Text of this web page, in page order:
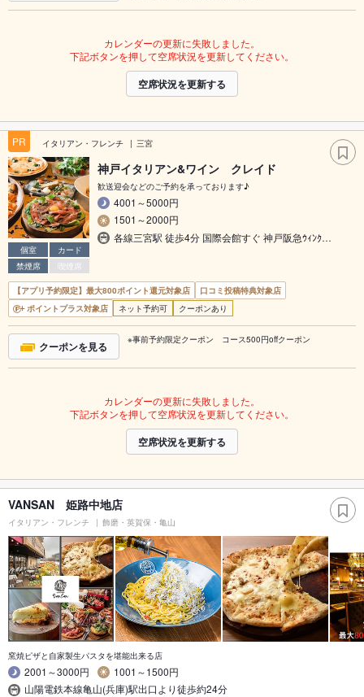
カレンダーの更新に失敗しました。
下記ボタンを押して空席状況を更新してください。
空席状況を更新する
PR イタリアン・フレンチ 三宮
個室
カード
禁煙席
喫煙席
神戸イタリアン&ワイン クレイド
歓送迎会などのご予約を承っております♪
4001～5000円
1501～2000円
各線三宮駅 徒歩4分 国際会館すぐ 神戸阪急ｳｨﾝｸ…
【アプリ予約限定】最大800ポイント還元対象店
口コミ投稿特典対象店
ポイントプラス対象店
ネット予約可 クーポンあり
クーポンを見る ※事前予約限定クーポン コース500円offクーポン
カレンダーの更新に失敗しました。
下記ボタンを押して空席状況を更新してください。
空席状況を更新する
VANSAN 姫路中地店
イタリアン・フレンチ 飾磨・英賀保・亀山
窯焼ピザと自家製生パスタを堪能出来る店
2001～3000円
1001～1500円
山陽電鉄本線亀山(兵庫)駅出口より徒歩約24分